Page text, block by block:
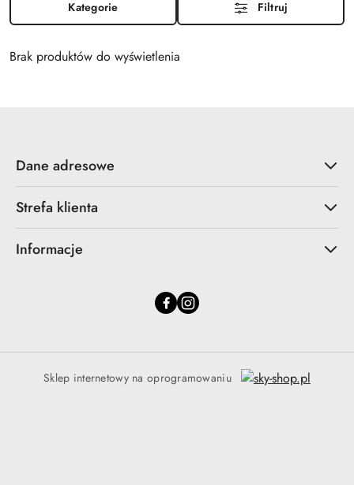
Kategorie Filtruj
Brak produktów do wyświetlenia
Dane adresowe
Strefa klienta
Informacje
Sklep internetowy na oprogramowaniu